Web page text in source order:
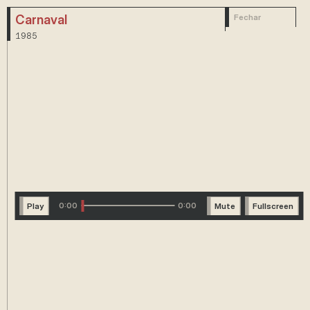
Carnaval
1985
Fechar
Play 0:00 0:00 Mute Fullscreen